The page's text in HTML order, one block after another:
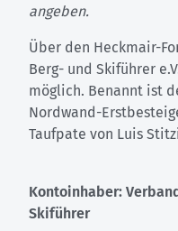
angeben.
Über den Heckmair-
Berg- und Skiführer
möglich. Benannt ist
Nordwand-
Taufpate von Luis
Kontoinhaber:
Skiführer